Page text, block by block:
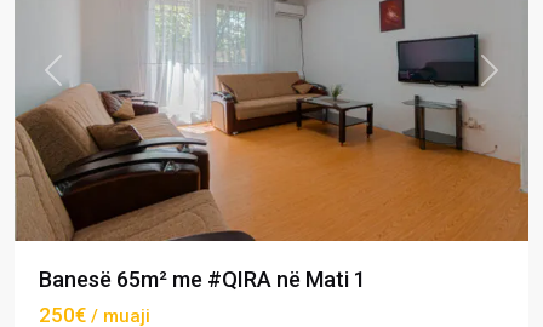
Previous Next
Banesë 65m² me #QIRA në Mati 1
250€ / muaji